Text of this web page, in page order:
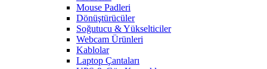
Mouse Padleri
Dönüştürücüler
Soğutucu & Yükselticiler
Webcam Ürünleri
Kablolar
Laptop Çantaları